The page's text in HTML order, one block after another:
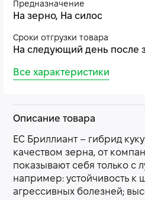
Предназначение
На зерно, На силос
Сроки отгрузки товара
На следующий день после
Все характеристики
Описание товара
ЕС Бриллиант – гибрид
качеством зерна, от
показывают себя только с
например: устойчивость к
агрессивных болезней;